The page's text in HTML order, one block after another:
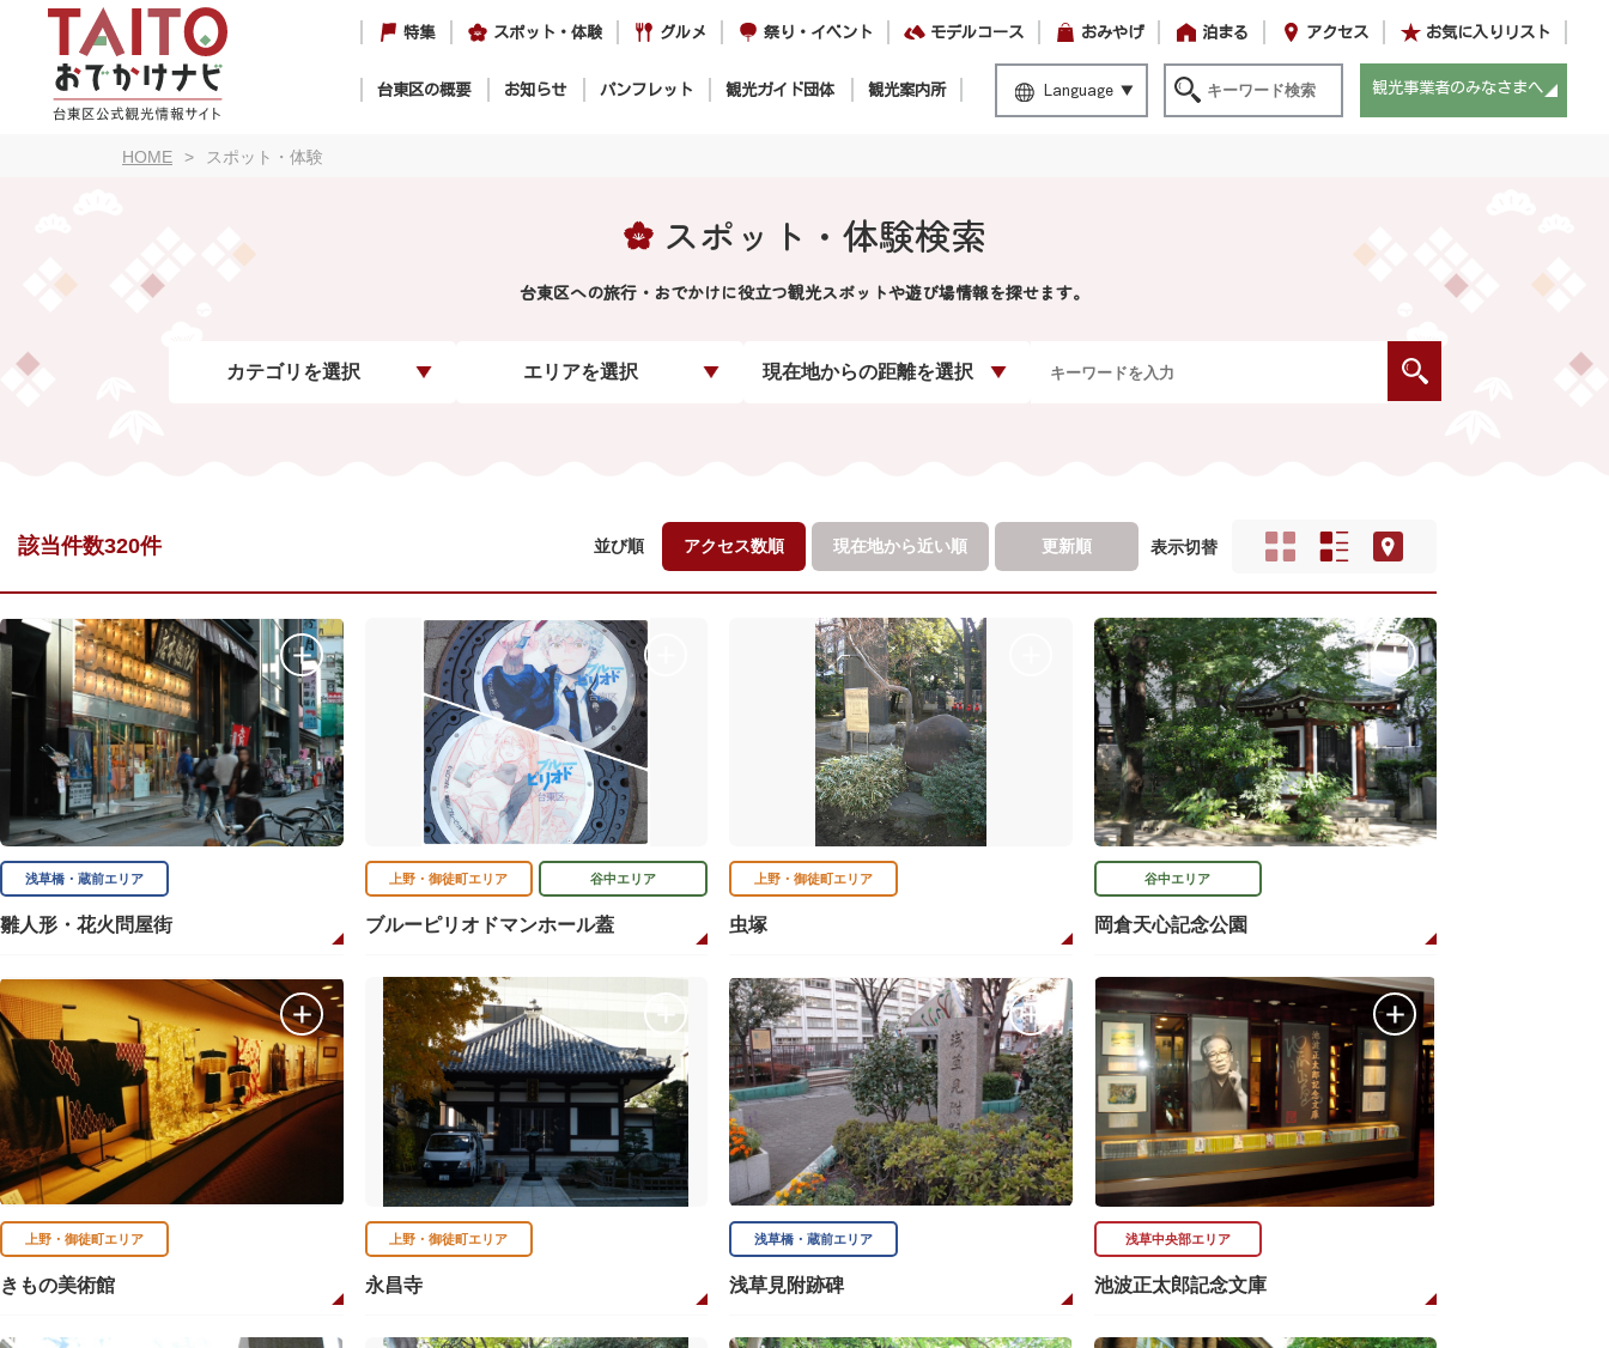
特集 スポット・体験 グルメ 祭り・イベント モデルコース おみやげ 泊まる アクセス お気に入りリスト
台東区の概要 お知らせ パンフレット 観光ガイド団体 観光案内所 Language 観光事業者のみなさまへ
HOME スポット・体験
スポット・体験検索
台東区への旅行・おでかけに役立つ観光スポットや遊び場情報を探せます。
カテゴリを選択 エリアを選択 現在地からの距離を選択
該当件数320件 並び順 アクセス数順 現在地から近い順 更新順 表示切替
浅草橋・蔵前エリア
雛人形・花火問屋街
上野・御徒町エリア 谷中エリア
ブルーピリオドマンホール蓋
上野・御徒町エリア
虫塚
谷中エリア
岡倉天心記念公園
上野・御徒町エリア
きもの美術館
上野・御徒町エリア
永昌寺
浅草橋・蔵前エリア
浅草見附跡碑
浅草中央部エリア
池波正太郎記念文庫